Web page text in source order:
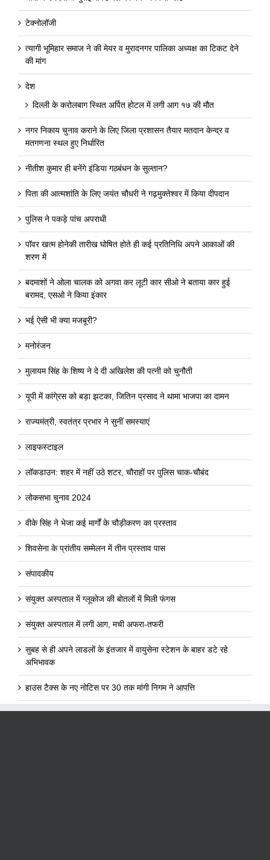
टेक्नोलॉजी
त्यागी भूमिहार समाज ने की मेयर व मुरादनगर पालिका अध्यक्ष का टिकट देने
की मांग
देश
दिल्ली के करोलबाग स्थित अर्पित होटल में लगी आग १७ की मौत
नगर निकाय चुनाव कराने के लिए जिला प्रशासन तैयार मतदान केन्द्र व
मतगणना स्थल हुए निर्धारित
नीतीश कुमार ही बनेंगे इंडिया गठबंधन के सुल्तान?
पिता की आत्मशांति के लिए जयंत चौधरी ने गढ़मुक्तेश्वर में किया दीपदान
पुलिस ने पकड़े पांच अपराधी
पॉवर खत्म होनेकी तारीख घोषित होते ही कई प्रतिनिधि अपने आकाओं की
शरण में
बदमाशों ने ओला चालक को अगवा कर लूटी कार सीओ ने बताया कार हुई
बरामद, एसओ ने किया इंकार
भई ऐसी भी क्या मजबूरी?
मनोरंजन
मुलायम सिंह के शिष्य ने दे दी अखिलेश की पत्नी को चुनौती
यूपी में कांगे्रस को बड़ा झटका, जितिन प्रसाद ने थामा भाजपा का दामन
राज्यमंत्री, स्वतंत्र प्रभार ने सुनीं समस्याएं
लाइफस्टाइल
लॉकडाउन: शहर में नहीं उठे शटर, चौराहों पर पुलिस चाक-चौबंद
लोकसभा चुनाव 2024
वीके सिंह ने भेजा कई मार्गों के चौड़ीकरण का प्रस्ताव
शिवसेना के प्रांतीय सम्मेलन में तीन प्रस्ताव पास
संपादकीय
संयुक्त अस्पताल में ग्लूकोज की बोतलों में मिली फंगस
संयुक्त अस्पताल में लगी आग, मची अफरा-तफरी
सुबह से ही अपने लाडलों के इंतजार में वायुसेना स्टेशन के बाहर डटे रहे
अभिभावक
हाउस टैक्स के नए नोटिस पर 30 तक मांगी निगम ने आपत्ति